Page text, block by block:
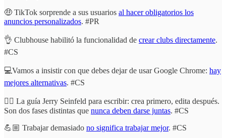
🤑 TikTok sorprende a sus usuarios al hacer obligatorios los
anuncios personalizados. #PR
👌 Clubhouse habilitó la funcionalidad de crear clubs directamente.
#CS
💻Vamos a insistir con que debes dejar de usar Google Chrome: hay
mejores alternativas. #CS
✍🏼 La guía Jerry Seinfeld para escribir: crea primero, edita después.
Son dos fases distintas que nunca deben darse juntas. #CS
💪🏼 Trabajar demasiado no significa trabajar mejor. #CS